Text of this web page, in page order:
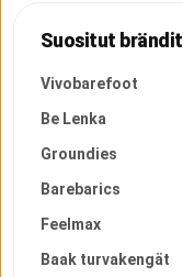
Suositut brändit
Vivobarefoot
Be Lenka
Groundies
Barebarics
Feelmax
Baak turvakengät